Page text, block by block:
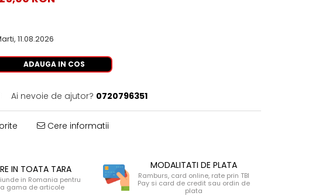
11.08.2026
ADAUGA IN COS
Ai nevoie de ajutor? 0720796351
Cere informatii
IN TOATA TARA
in Romania pentru
gama de articole
MODALITATI DE PLATA
Ramburs, card online, rate prin TBI
Pay si card de credit sau ordin de
plata